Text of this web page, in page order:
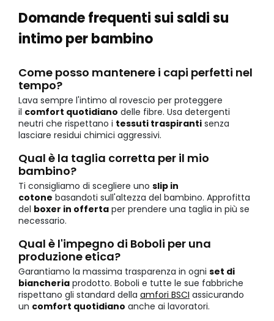
Domande frequenti sui saldi su
intimo per bambino
Come posso mantenere i capi perfetti nel
tempo?
Lava sempre l'intimo al rovescio per proteggere
il comfort quotidiano delle fibre. Usa detergenti
neutri che rispettano i tessuti traspiranti senza
lasciare residui chimici aggressivi.
Qual è la taglia corretta per il mio
bambino?
Ti consigliamo di scegliere uno slip in
cotone basandoti sull'altezza del bambino. Approfitta
del boxer in offerta per prendere una taglia in più se
necessario.
Qual è l'impegno di Boboli per una
produzione etica?
Garantiamo la massima trasparenza in ogni set di
biancheria prodotto. Boboli e tutte le sue fabbriche
rispettano gli standard della amfori BSCI assicurando
un comfort quotidiano anche ai lavoratori.